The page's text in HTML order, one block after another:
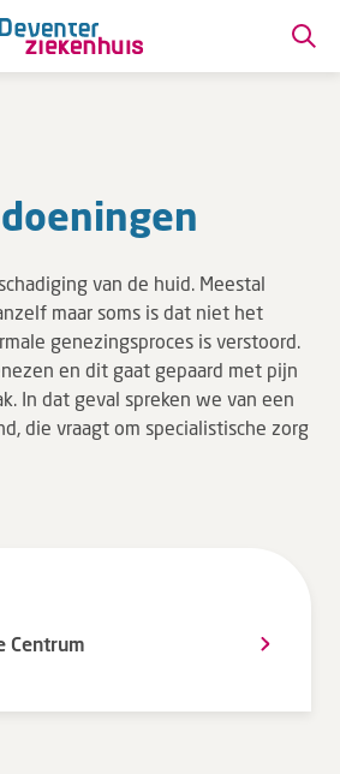
van de huid. Meestal
maar soms is dat niet het
genezingsproces is verstoord.
en dit gaat gepaard met pijn
In dat geval spreken we van een
die vraagt om specialistische zorg
Centrum